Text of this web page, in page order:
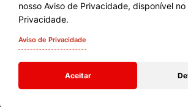
nosso Aviso de Privacidade, disponível no
Privacidade.
Aviso de Privacidade
Aceitar
Cursos
Quem Somos
Comunidade Transforme
Campus